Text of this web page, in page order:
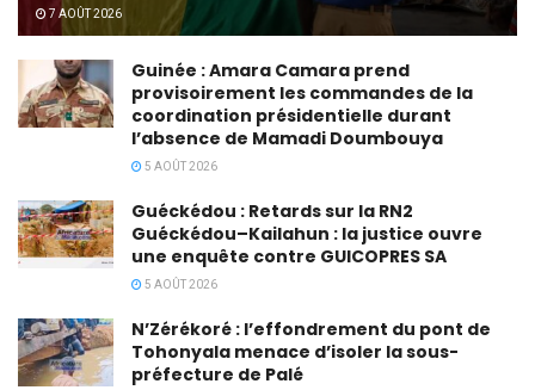
7 AOÛT 2026
Guinée : Amara Camara prend
provisoirement les commandes de la
coordination présidentielle durant
l’absence de Mamadi Doumbouya
5 AOÛT 2026
Guéckédou : Retards sur la RN2
Guéckédou–Kailahun : la justice ouvre
une enquête contre GUICOPRES SA
5 AOÛT 2026
N’Zérékoré : l’effondrement du pont de
Tohonyala menace d’isoler la sous-
préfecture de Palé